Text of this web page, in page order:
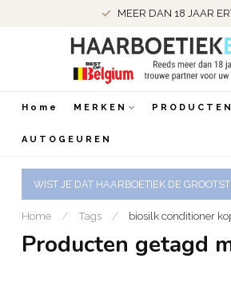
MEER DAN 18 JAAR
Home MERKEN PRODUCTEN
AUTOGEUREN
WIST JE DAT HAARBOETIEK DE
Home / Tags / biosilk conditioner
Producten getagd